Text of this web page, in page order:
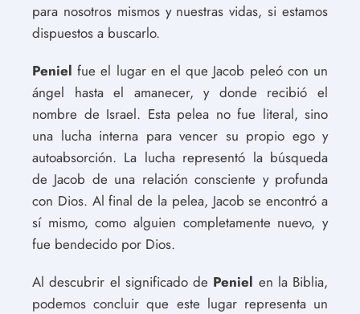
para nosotros mismos y nuestras vidas, si estamos
dispuestos a buscarlo.
Peniel fue el lugar en el que Jacob peleó con un
ángel hasta el amanecer, y donde recibió el
nombre de Israel. Esta pelea no fue literal, sino
una lucha interna para vencer su propio ego y
autoabsorción. La lucha representó la búsqueda
de Jacob de una relación consciente y profunda
con Dios. Al final de la pelea, Jacob se encontró a
sí mismo, como alguien completamente nuevo, y
fue bendecido por Dios.
Al descubrir el significado de Peniel en la Biblia,
podemos concluir que este lugar representa un